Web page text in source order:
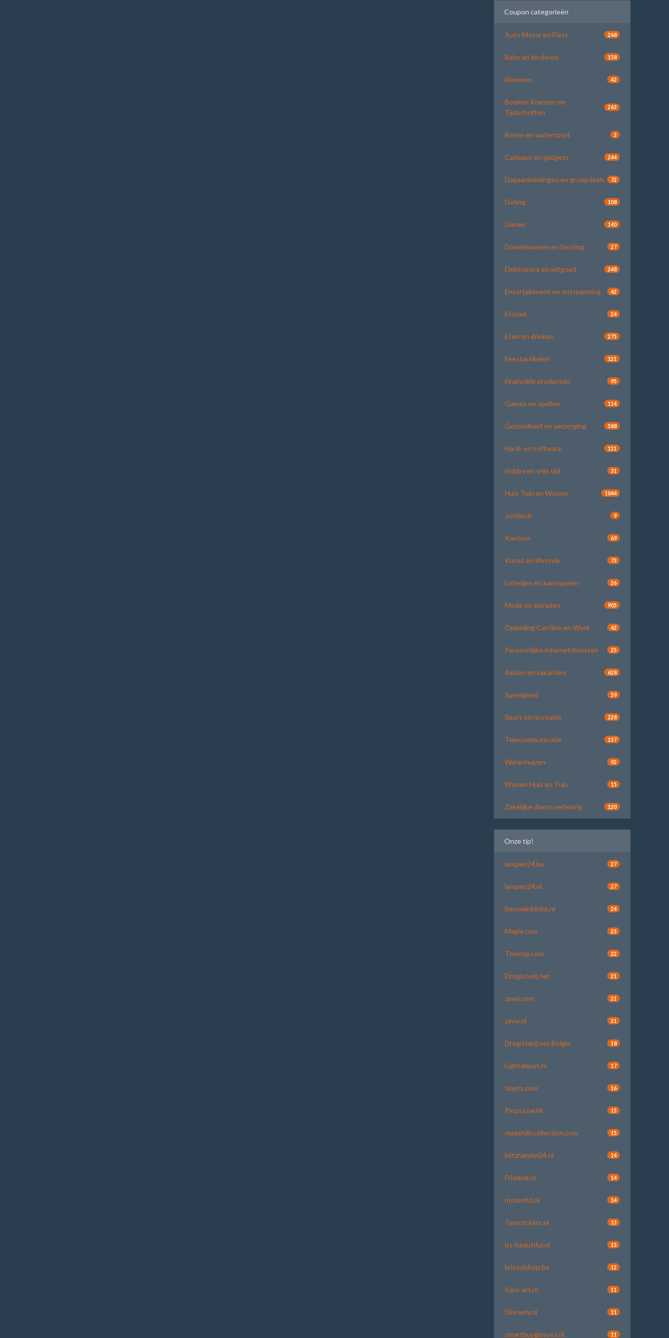
Coupon categorieën
Auto Motor en Fiets 268
Baby en kinderen 138
Bloemen 42
Boeken Kranten en
Tijdschriften
263
Boten en watersport 3
Cadeaus en gadgets 244
Dagaanbiedingen en groepdeals 72
Dating 108
Dieren 140
Domeinnamen en hosting 27
Elektronica en witgoed 248
Entertainment en ontspanning 42
Erotiek 24
Eten en drinken 275
Feestartikelen 121
Financiële producten 95
Games en spellen 114
Gezondheid en verzorging 588
Hard- en software 121
Hobby en vrije tijd 31
Huis Tuin en Wonen 1044
Juridisch 9
Kantoor 69
Kunst en lifestyle 73
Loterijen en kansspelen 26
Mode en sieraden 905
Opleiding Carrière en Werk 42
Persoonlijke internetdiensten 25
Reizen en vakanties 628
Speelgoed 59
Sport en recreatie 228
Telecommunicatie 137
Warenhuizen 92
Wonen Huis en Tuin 15
Zakelijke dienstverlening 120
Onze tip!
lampen24.be 27
lampen24.nl 27
Besselinklicht.nl 24
Magix.com 23
Tomtop.com 22
Drogisterij.net 21
zavvi.com 21
zavvi.nl 21
Drogisterij.net Belgie 18
Lightdepot.nl 17
tiqets.com 16
Plopsa.be/nl 15
maeshillscollection.com 15
blitzhandel24.nl 14
Frisland.nl 14
myzenful.nl 14
Tenstickers.nl 13
its-beautiful.nl 13
bristolshop.be 12
Karo-art.nl 11
Dinnerly.nl 11
smartbuyglasses.nl 11